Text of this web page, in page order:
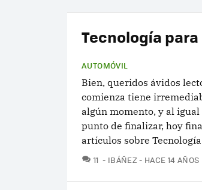
Tecnología
AUTOMÓVIL
Bien, queridos ávidos
comienza tiene
algún momento, y al
punto de finalizar, hoy
artículos sobre
11 COMENTARIOS
IBÁÑEZ HACE 14 AÑOS